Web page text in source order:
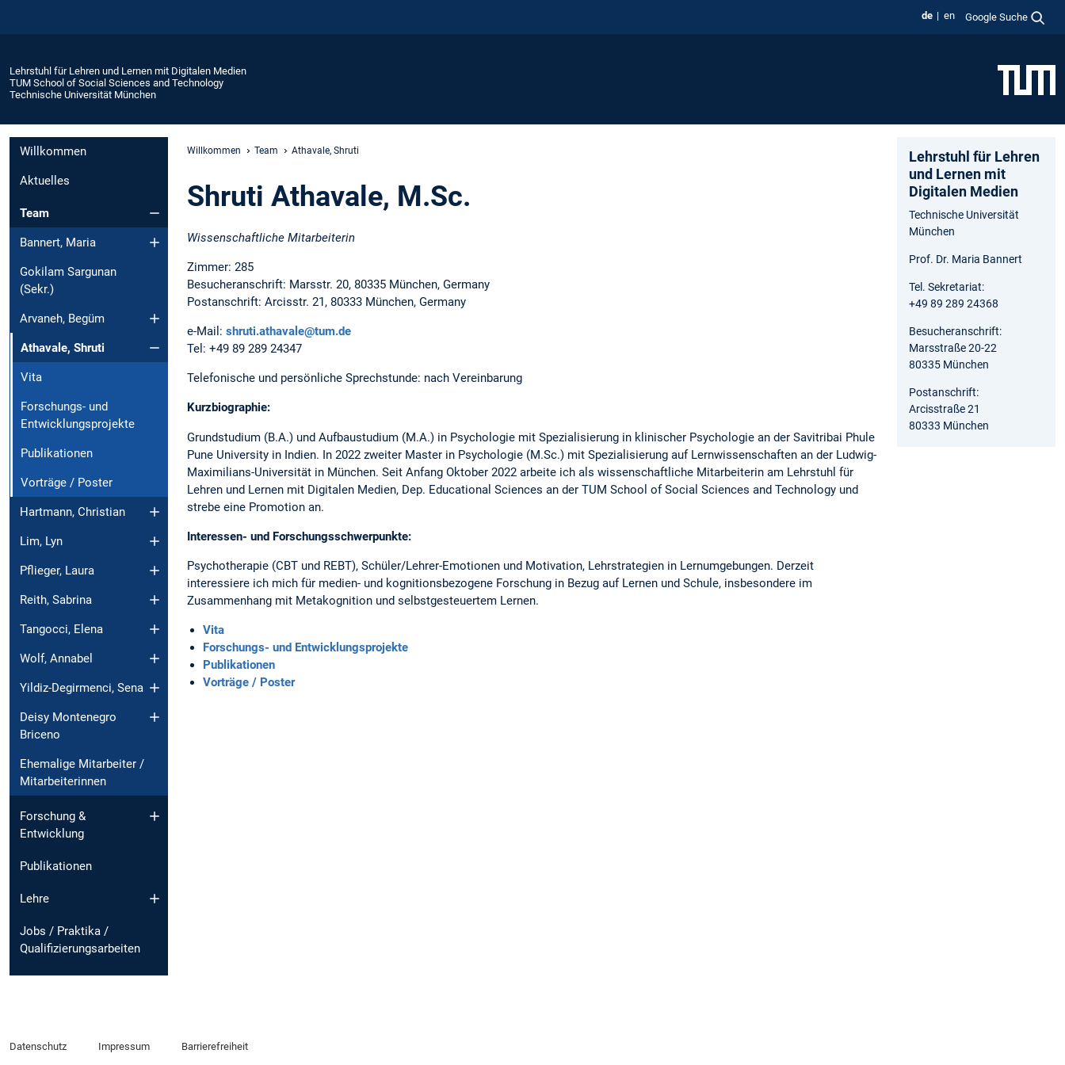
de en Google Suche
Lehrstuhl für Lehren und Lernen mit Digitalen Medien
TUM School of Social Sciences and Technology
Technische Universität München
Willkommen
Aktuelles
Team
Bannert, Maria
Gokilam Sargunan
(Sekr.)
Arvaneh, Begüm
Athavale, Shruti
Vita
Forschungs- und
Entwicklungsprojekte
Publikationen
Vorträge / Poster
Hartmann, Christian
Lim, Lyn
Pflieger, Laura
Reith, Sabrina
Tangocci, Elena
Wolf, Annabel
Yildiz-Degirmenci, Sena
Deisy Montenegro
Briceno
Ehemalige Mitarbeiter /
Mitarbeiterinnen
Forschung &
Entwicklung
Publikationen
Lehre
Jobs / Praktika /
Qualifizierungsarbeiten
Willkommen Team Athavale, Shruti
Shruti Athavale, M.Sc.
Wissenschaftliche Mitarbeiterin
Zimmer: 285
Besucheranschrift: Marsstr. 20, 80335 München, Germany
Postanschrift: Arcisstr. 21, 80333 München, Germany
e-Mail: shruti.athavale@tum.de
Tel: +49 89 289 24347
Telefonische und persönliche Sprechstunde: nach Vereinbarung
Kurzbiographie:
Grundstudium (B.A.) und Aufbaustudium (M.A.) in Psychologie mit Spezialisierung in klinischer Psychologie an der Savitribai Phule
Pune University in Indien. In 2022 zweiter Master in Psychologie (M.Sc.) mit Spezialisierung auf Lernwissenschaften an der Ludwig-
Maximilians-Universität in München. Seit Anfang Oktober 2022 arbeite ich als wissenschaftliche Mitarbeiterin am Lehrstuhl für
Lehren und Lernen mit Digitalen Medien, Dep. Educational Sciences an der TUM School of Social Sciences and Technology und
strebe eine Promotion an.
Interessen- und Forschungsschwerpunkte:
Psychotherapie (CBT und REBT), Schüler/Lehrer-Emotionen und Motivation, Lehrstrategien in Lernumgebungen. Derzeit
interessiere ich mich für medien- und kognitionsbezogene Forschung in Bezug auf Lernen und Schule, insbesondere im
Zusammenhang mit Metakognition und selbstgesteuertem Lernen.
Vita
Forschungs- und Entwicklungsprojekte
Publikationen
Vorträge / Poster
Lehrstuhl für Lehren
und Lernen mit
Digitalen Medien
Technische Universität
München
Prof. Dr. Maria Bannert
Tel. Sekretariat:
+49 89 289 24368
Besucheranschrift:
Marsstraße 20-22
80335 München
Postanschrift:
Arcisstraße 21
80333 München
Datenschutz Impressum Barrierefreiheit